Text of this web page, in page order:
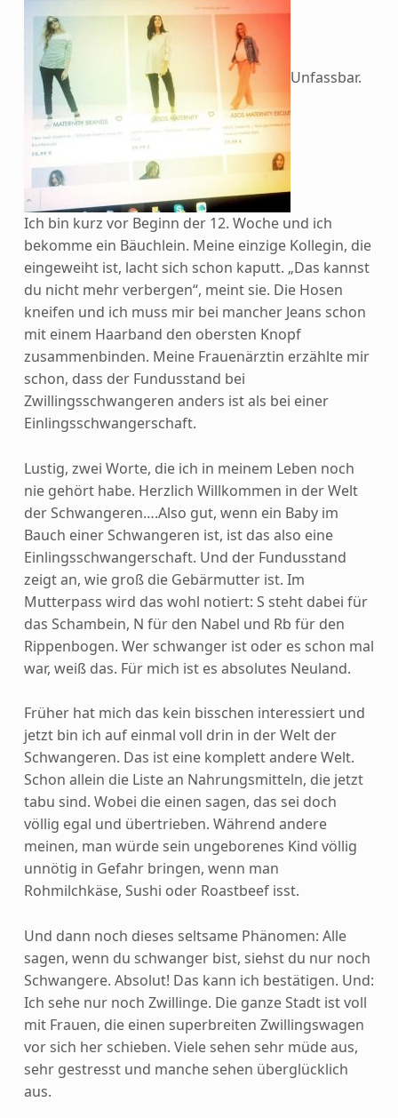
Unfassbar.
Ich bin kurz vor Beginn der 12. Woche und ich
bekomme ein Bäuchlein. Meine einzige Kollegin, die
eingeweiht ist, lacht sich schon kaputt. „Das kannst
du nicht mehr verbergen“, meint sie. Die Hosen
kneifen und ich muss mir bei mancher Jeans schon
mit einem Haarband den obersten Knopf
zusammenbinden. Meine Frauenärztin erzählte mir
schon, dass der Fundusstand bei
Zwillingsschwangeren anders ist als bei einer
Einlingsschwangerschaft.
Lustig, zwei Worte, die ich in meinem Leben noch
nie gehört habe. Herzlich Willkommen in der Welt
der Schwangeren….Also gut, wenn ein Baby im
Bauch einer Schwangeren ist, ist das also eine
Einlingsschwangerschaft. Und der Fundusstand
zeigt an, wie groß die Gebärmutter ist. Im
Mutterpass wird das wohl notiert: S steht dabei für
das Schambein, N für den Nabel und Rb für den
Rippenbogen. Wer schwanger ist oder es schon mal
war, weiß das. Für mich ist es absolutes Neuland.
Früher hat mich das kein bisschen interessiert und
jetzt bin ich auf einmal voll drin in der Welt der
Schwangeren. Das ist eine komplett andere Welt.
Schon allein die Liste an Nahrungsmitteln, die jetzt
tabu sind. Wobei die einen sagen, das sei doch
völlig egal und übertrieben. Während andere
meinen, man würde sein ungeborenes Kind völlig
unnötig in Gefahr bringen, wenn man
Rohmilchkäse, Sushi oder Roastbeef isst.
Und dann noch dieses seltsame Phänomen: Alle
sagen, wenn du schwanger bist, siehst du nur noch
Schwangere. Absolut! Das kann ich bestätigen. Und:
Ich sehe nur noch Zwillinge. Die ganze Stadt ist voll
mit Frauen, die einen superbreiten Zwillingswagen
vor sich her schieben. Viele sehen sehr müde aus,
sehr gestresst und manche sehen überglücklich
aus.